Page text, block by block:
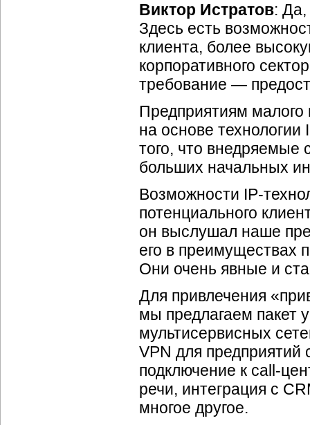
Виктор Истратов: Да,
Здесь есть
клиента, более
корпоративного
требование —
Предприятиям
на основе технологии
того, что
больших начальных
Возможности IP-
потенциального
он выслушал наше
его в преимуществах
Они очень явные и
Для привлечения
мы предлагаем пакет
мультисервисных
VPN для
подключение к call-
речи, интеграция с
многое другое.